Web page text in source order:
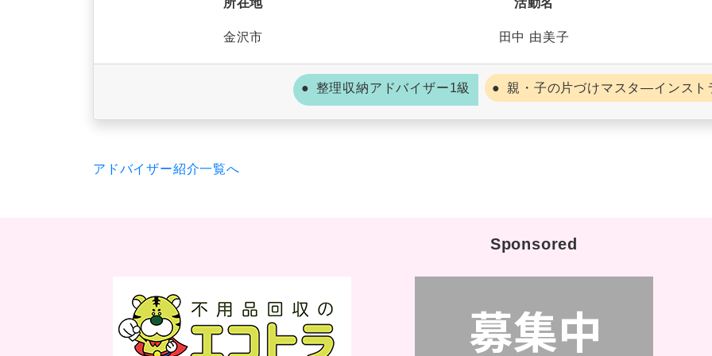
所在地
金沢市
活動名
田中 由美子
整理収納アドバイザー1級 親・子の片づけマスタ―インスト
アドバイザー紹介一覧へ
Sponsored